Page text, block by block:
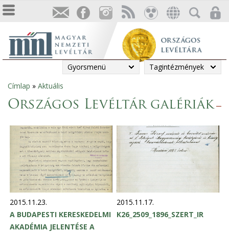
Gyorsmenü Tagintézmények
Jelenlegi
hely
Címlap » Aktuális
Országos Levéltár galériák
2015.11.23.
A BUDAPESTI KERESKEDELMI
AKADÉMIA JELENTÉSE A
2015.11.17.
K26_2509_1896_SZERT_IR
a
l